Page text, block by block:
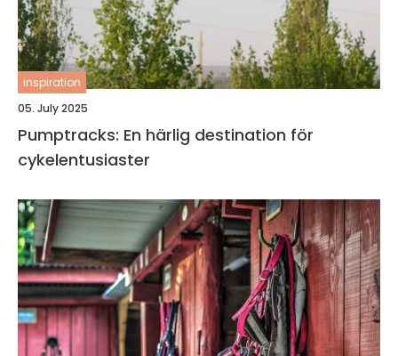
inspiration
05. July 2025
Pumptracks: En härlig destination för
cykelentusiaster